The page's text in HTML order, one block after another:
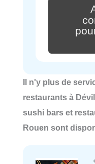
Il n'y plus de
restaurants à
sushi bars et
Rouen sont